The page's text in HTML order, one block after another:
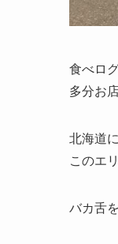
食べロ
多分お
北海道
このエ
バカ舌